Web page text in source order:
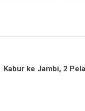
Kabur ke Jambi, 2